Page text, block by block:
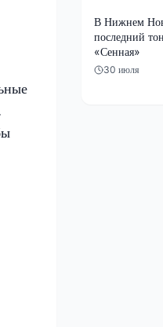
В Нижнем
последний
«Сенная»
30 июля